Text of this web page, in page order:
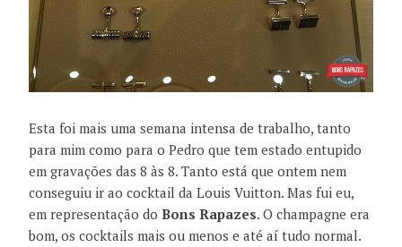
Esta foi mais uma semana intensa de trabalho, tanto
para mim como para o Pedro que tem estado entupido
em gravações das 8 às 8. Tanto está que ontem nem
conseguiu ir ao cocktail da Louis Vuitton. Mas fui eu,
em representação do Bons Rapazes. O champagne era
bom, os cocktails mais ou menos e até aí tudo normal.